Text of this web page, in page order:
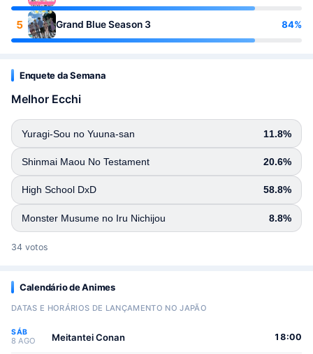
5 Grand Blue Season 3 84%
Enquete da Semana
Melhor Ecchi
Yuragi-Sou no Yuuna-san 11.8%
Shinmai Maou No Testament 20.6%
High School DxD 58.8%
Monster Musume no Iru Nichijou 8.8%
34 votos
Calendário de Animes
DATAS E HORÁRIOS DE LANÇAMENTO NO JAPÃO
SÁB
8 AGO Meitantei Conan 18:00